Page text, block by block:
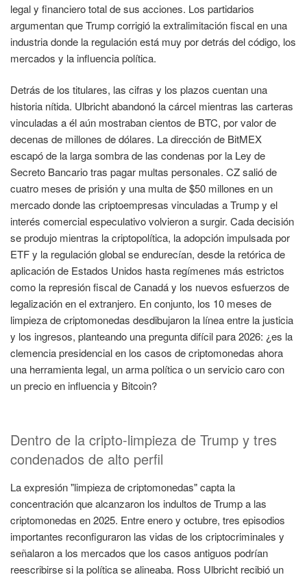
legal y financiero total de sus acciones. Los partidarios
argumentan que Trump corrigió la extralimitación fiscal en una
industria donde la regulación está muy por detrás del código, los
mercados y la influencia política.
Detrás de los titulares, las cifras y los plazos cuentan una
historia nítida. Ulbricht abandonó la cárcel mientras las carteras
vinculadas a él aún mostraban cientos de BTC, por valor de
decenas de millones de dólares. La dirección de BitMEX
escapó de la larga sombra de las condenas por la Ley de
Secreto Bancario tras pagar multas personales. CZ salió de
cuatro meses de prisión y una multa de $50 millones en un
mercado donde las criptoempresas vinculadas a Trump y el
interés comercial especulativo volvieron a surgir. Cada decisión
se produjo mientras la criptopolítica, la adopción impulsada por
ETF y la regulación global se endurecían, desde la retórica de
aplicación de Estados Unidos hasta regímenes más estrictos
como la represión fiscal de Canadá y los nuevos esfuerzos de
legalización en el extranjero. En conjunto, los 10 meses de
limpieza de criptomonedas desdibujaron la línea entre la justicia
y los ingresos, planteando una pregunta difícil para 2026: ¿es la
clemencia presidencial en los casos de criptomonedas ahora
una herramienta legal, un arma política o un servicio caro con
un precio en influencia y Bitcoin?
Dentro de la cripto-limpieza de Trump y tres
condenados de alto perfil
La expresión "limpieza de criptomonedas" capta la
concentración que alcanzaron los indultos de Trump a las
criptomonedas en 2025. Entre enero y octubre, tres episodios
importantes reconfiguraron las vidas de los criptocriminales y
señalaron a los mercados que los casos antiguos podrían
reescribirse si la política se alineaba. Ross Ulbricht recibió un